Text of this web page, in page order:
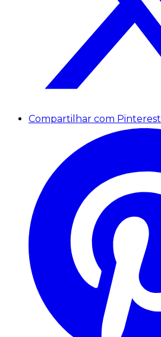
Compartilhar com Pinterest